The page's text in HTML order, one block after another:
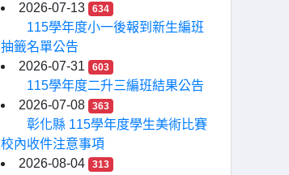
2026-07-13
634
115學年度小一後報到新生編班
抽籤名單公告
2026-07-31
603
115學年度二升三編班結果公告
2026-07-08
363
彰化縣 115學年度學生美術比賽
校內收件注意事項
2026-08-04
313